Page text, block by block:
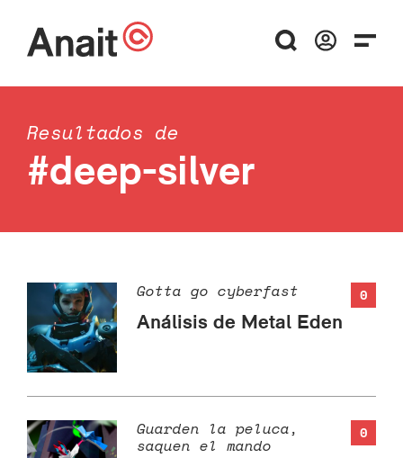
Resultados de
#deep-silver
0
Gotta go cyberfast
Análisis de Metal Eden
0
Guarden la peluca,
saquen el mando